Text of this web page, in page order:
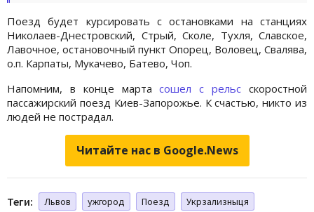
Поезд будет курсировать с остановками на станциях
Николаев-Днестровский, Стрый, Сколе, Тухля, Славское,
Лавочное, остановочный пункт Опорец, Воловец, Свалява,
о.п. Карпаты, Мукачево, Батево, Чоп.
Напомним, в конце мартасошел с рельс скоростной
пассажирский поезд Киев-Запорожье. К счастью, никто из
людей не пострадал.
Читайте нас в Google.News
Теги: Львов ужгород Поезд Укрзализныця